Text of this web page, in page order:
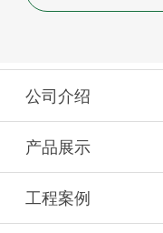
公司介绍
产品展示
工程案例